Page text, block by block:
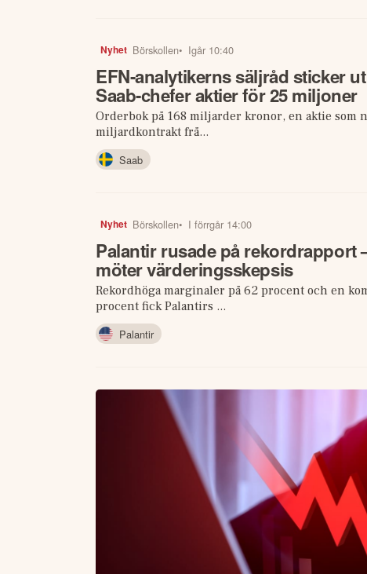
Nyhet Börskollen• Igår 10:40
EFN-analytikerns säljråd sticker
Saab-chefer aktier för 25 miljoner
Orderbok på 168 miljarder kronor, en aktie som
miljardkontrakt frå...
Saab
Nyhet Börskollen• I förrgår 14:00
Palantir rusade på rekordrapport
möter värderingsskepsis
Rekordhöga marginaler på 62 procent och en
procent fick Palantirs ...
Palantir